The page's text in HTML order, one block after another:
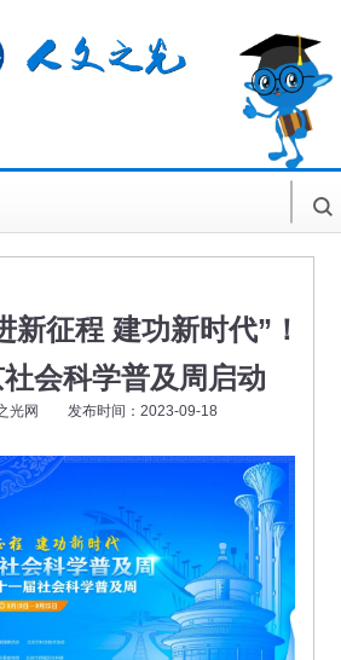
新征程 建功新时代”！
社会科学普及周启动
光网 发布时间：2023-09-18